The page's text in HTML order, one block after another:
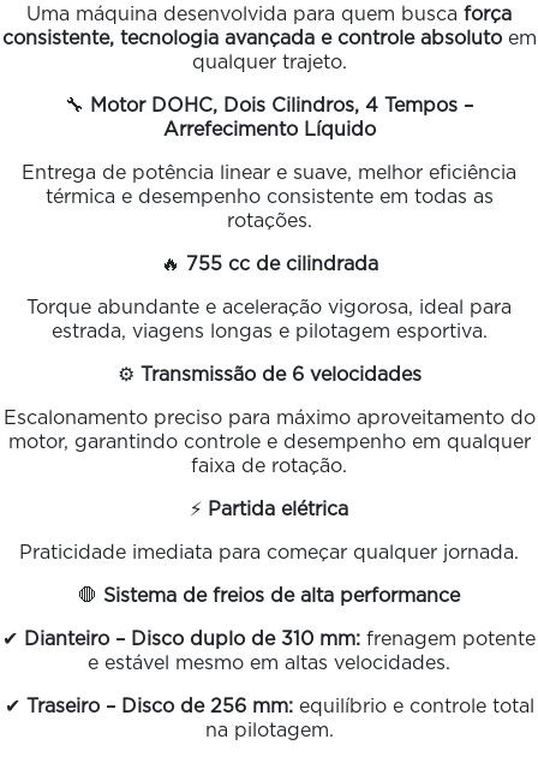
Uma máquina desenvolvida para quem busca força
consistente, tecnologia avançada e controle absolutoem
qualquer trajeto.
🔧 Motor DOHC, Dois Cilindros, 4 Tempos –
Arrefecimento Líquido
Entrega de potência linear e suave, melhor eficiência
térmica e desempenho consistente em todas as
rotações.
🔥 755 cc de cilindrada
Torque abundante e aceleração vigorosa, ideal para
estrada, viagens longas e pilotagem esportiva.
⚙️ Transmissão de 6 velocidades
Escalonamento preciso para máximo aproveitamento do
motor, garantindo controle e desempenho em qualquer
faixa de rotação.
⚡ Partida elétrica
Praticidade imediata para começar qualquer jornada.
🛑 Sistema de freios de alta performance
✔ Dianteiro – Disco duplo de 310 mm: frenagem potente
e estável mesmo em altas velocidades.
✔ Traseiro – Disco de 256 mm:equilíbrio e controle total
na pilotagem.